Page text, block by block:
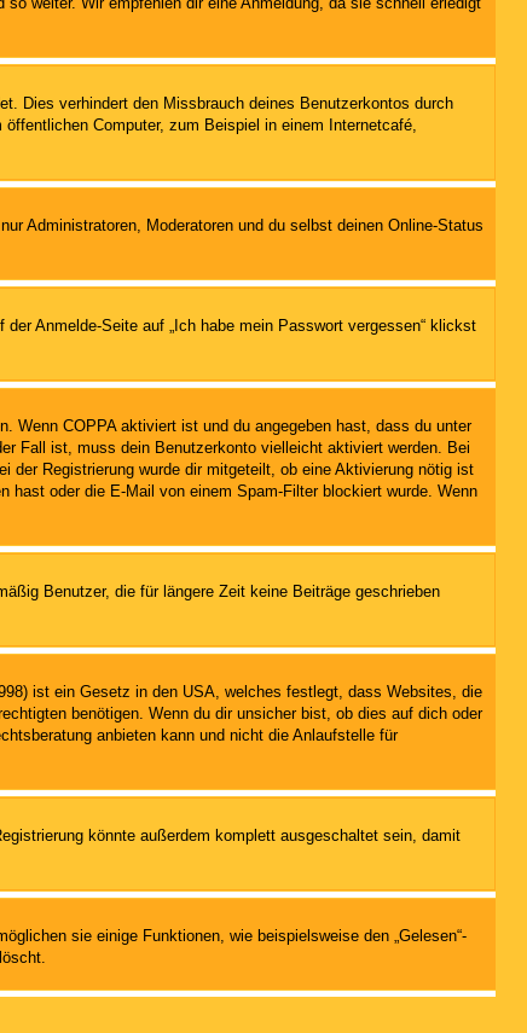
Dies verhindert den Missbrauch deines Benutzerkontos durch
Computer, zum Beispiel in einem Internetcafé,
Administratoren, Moderatoren und du selbst deinen Online-Status
Anmelde-Seite auf „Ich habe mein Passwort vergessen“ klickst
Wenn COPPAaktiviert ist und du angegeben hast, dass du unter
Fall ist, muss dein Benutzerkonto vielleicht aktiviert werden. Bei
der Registrierung wurde dir mitgeteilt, ob eine Aktivierung nötig ist
hast oder die E-Mail von einem Spam-Filter blockiert wurde. Wenn
Benutzer, die für längere Zeit keine Beiträge geschrieben
ist ein Gesetz in den USA, welches festlegt, dass Websites, die
benötigen. Wenn du dir unsicher bist, ob dies auf dich oder
anbieten kann und nicht die Anlaufstelle für
könnte außerdem komplett ausgeschaltet sein, damit
sie einige Funktionen, wie beispielsweise den „Gelesen“-